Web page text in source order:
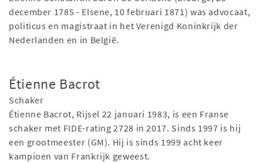
december 1785 - Elsene, 10 februari 1871) was advocaat,
politicus en magistraat in het Verenigd Koninkrijk der
Nederlanden en in België.
Étienne Bacrot
Schaker
Étienne Bacrot, Rijsel 22 januari 1983, is een Franse
schaker met FIDE-rating 2728 in 2017. Sinds 1997 is hij
een grootmeester (GM). Hij is sinds 1999 acht keer
kampioen van Frankrijk geweest.